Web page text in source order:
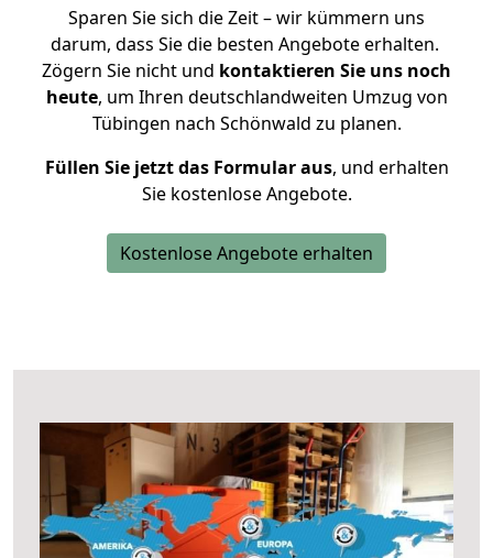
Sparen Sie sich die Zeit – wir kümmern uns
darum, dass Sie die besten Angebote erhalten.
Zögern Sie nicht und kontaktieren Sie uns noch
heute, um Ihren deutschlandweiten Umzug von
Tübingen nach Schönwald zu planen.
Füllen Sie jetzt das Formular aus, und erhalten
Sie kostenlose Angebote.
Kostenlose Angebote erhalten